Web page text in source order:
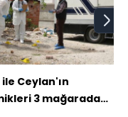
Ceylan'ın
3 mağarada